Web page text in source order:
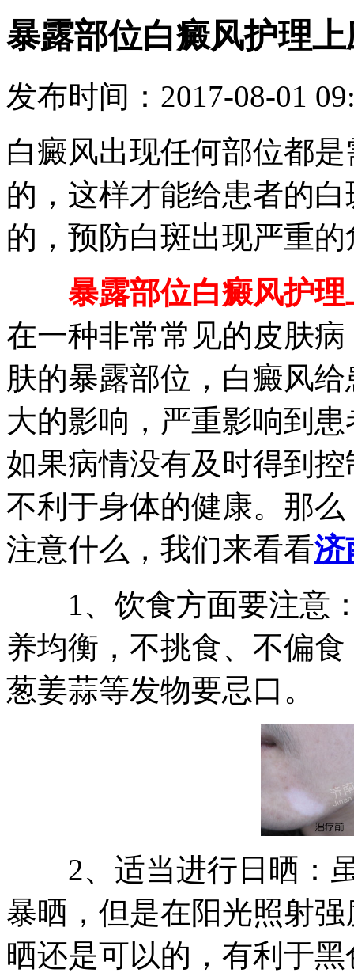
暴露部位白癜风护理
发布时间：2017-08-01
白癜风出现任何部位都
的，这样才能给患者的
的，预防白斑出现严重
暴露部位白癜风护
在一种非常常见的皮肤
肤的暴露部位，白癜风
大的影响，严重影响到
如果病情没有及时得到
不利于身体的健康。那
注意什么，我们来看看济
1、饮食方面要注意：
养均衡，不挑食、不偏
葱姜蒜等发物要忌口。
2、适当进行日晒：虽
暴晒，但是在阳光照射
晒还是可以的，有利于